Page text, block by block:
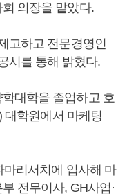
의장을 맡았다.
고하고 전문경영인
시를 통해 밝혔다.
대학을 졸업하고 호
대학원에서 마케팅
리서치에 입사해 마
전무이사, GH사업·